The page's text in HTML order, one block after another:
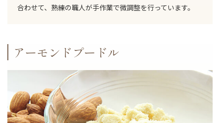
合わせて、熟練の職人が手作業で微調整を行っています。
アーモンドプードル